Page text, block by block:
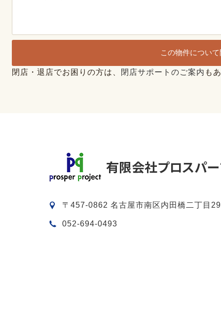
この物件につい
閉店・退店でお困りの方は、 閉店サポートのご案内 も
〒457-0862 名古屋市南区内田橋二丁目
052-694-0493